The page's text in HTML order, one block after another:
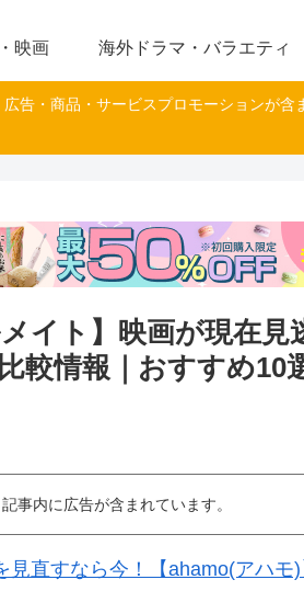
映画 海外ドラマ・バラエティ
告・商品・サービスプロモーションが
イト】映画が現在
較情報｜おすすめ10
記事内に広告が含まれています。
見直すなら今！【ahamo(アハモ)